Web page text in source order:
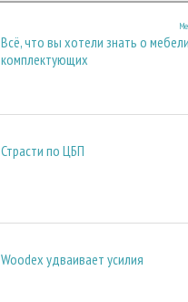
Всё, что вы хотели знать о
комплектующих
Страсти по ЦБП
Woodex удваивает усилия